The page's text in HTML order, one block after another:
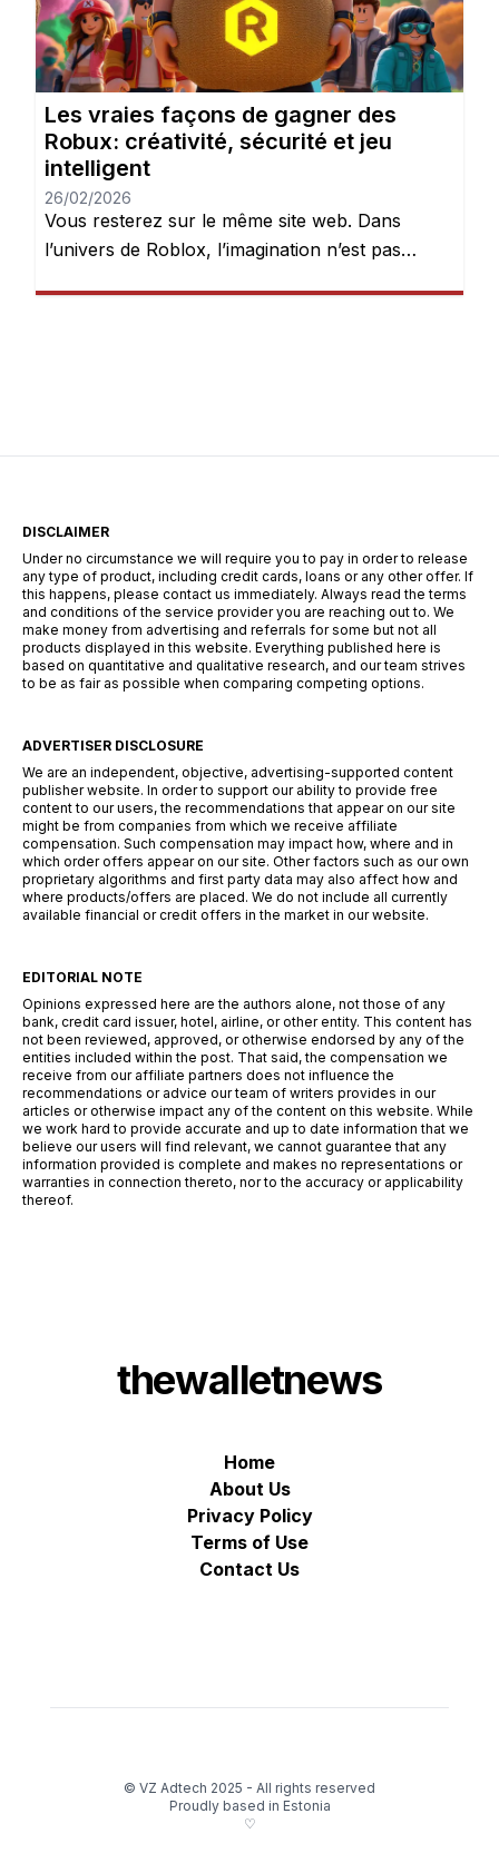
Mais après quelques heures de jeu, une chose
devient évidente : les Robux peuvent […]
Les vraies façons de gagner des
Robux: créativité, sécurité et jeu
intelligent
26/02/2026
Vous resterez sur le même site web. Dans
l’univers de Roblox, l’imagination n’est pas
DISCLAIMER
Under no circumstance we will require you to pay in order to release
any type of product, including credit cards, loans or any other offer. If
this happens, please contact us immediately. Always read the terms
and conditions of the service provider you are reaching out to. We
make money from advertising and referrals for some but not all
products displayed in this website. Everything published here is
based on quantitative and qualitative research, and our team strives
to be as fair as possible when comparing competing options.
ADVERTISER DISCLOSURE
We are an independent, objective, advertising-supported content
publisher website. In order to support our ability to provide free
content to our users, the recommendations that appear on our site
might be from companies from which we receive affiliate
compensation. Such compensation may impact how, where and in
which order offers appear on our site. Other factors such as our own
proprietary algorithms and first party data may also affect how and
where products/offers are placed. We do not include all currently
available financial or credit offers in the market in our website.
EDITORIAL NOTE
Opinions expressed here are the authors alone, not those of any
bank, credit card issuer, hotel, airline, or other entity. This content has
not been reviewed, approved, or otherwise endorsed by any of the
entities included within the post. That said, the compensation we
receive from our affiliate partners does not influence the
recommendations or advice our team of writers provides in our
articles or otherwise impact any of the content on this website. While
we work hard to provide accurate and up to date information that we
believe our users will find relevant, we cannot guarantee that any
information provided is complete and makes no representations or
warranties in connection thereto, nor to the accuracy or applicability
thereof.
thewalletnews
Home
About Us
Privacy Policy
Terms of Use
Contact Us
© VZ Adtech 2025 - All rights reserved
Proudly based in Estonia
♡